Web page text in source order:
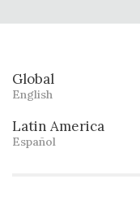
Global
English
Latin America
Español